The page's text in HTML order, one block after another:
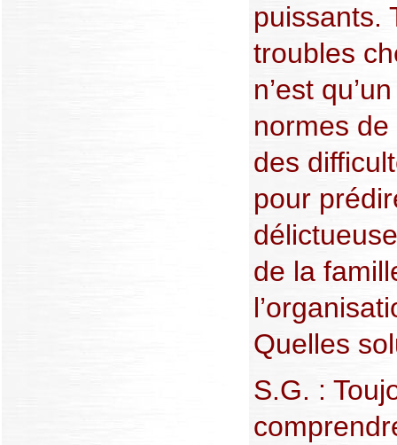
puissants.
troubles
n’est
normes
des
pour
de la
Quelles
S.G. :